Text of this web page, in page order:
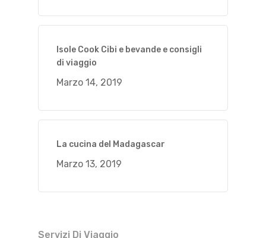
Isole Cook Cibi e bevande e consigli
di viaggio
Marzo 14, 2019
La cucina del Madagascar
Marzo 13, 2019
Servizi Di Viaggio